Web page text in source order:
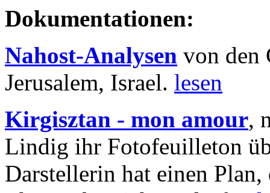
Dokumentationen:
Nahost-Analysen von den
Jerusalem, Israel. lesen
Kirgisztan - mon amour,
Lindig ihr Fotofeuilleton
Darstellerin hat einen Plan,